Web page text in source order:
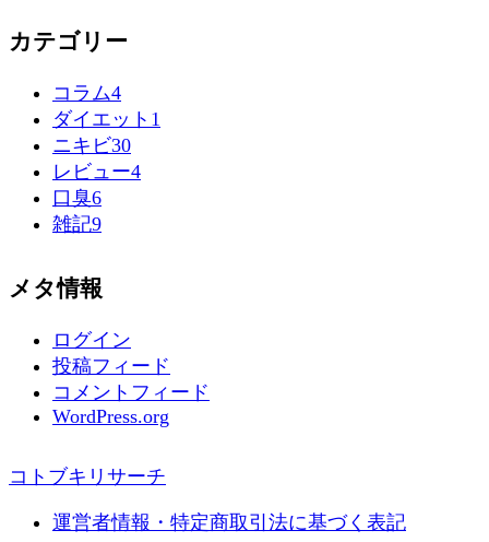
カテゴリー
コラム4
ダイエット 1
ニキビ30
レビュー4
口臭6
雑記9
メタ情報
ログイン
投稿フィード
コメントフィード
WordPress.org
コトブキリサーチ
運営者情報・特定商取引法に基づく表記